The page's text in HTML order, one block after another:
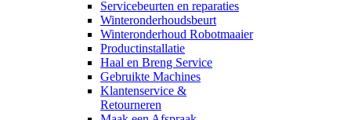
Servicebeurten en reparaties
Winteronderhoudsbeurt
Winteronderhoud Robotmaaier
Productinstallatie
Haal en Breng Service
Gebruikte Machines
Klantenservice &
Retourneren